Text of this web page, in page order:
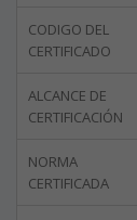
CODIGO DEL
CERTIFICADO
ALCANCE DE
CERTIFICACIÓN
NORMA
CERTIFICADA